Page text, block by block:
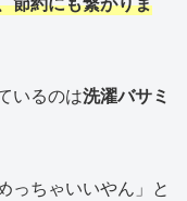
いるのは洗濯バサミ
っちゃいいやん」と